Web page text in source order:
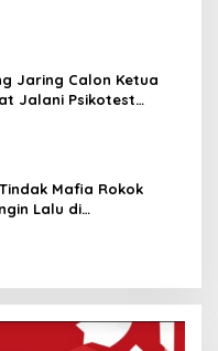
Jaring Calon Ketua
Jalani Psikotest
Mafia Rokok
Lalu di